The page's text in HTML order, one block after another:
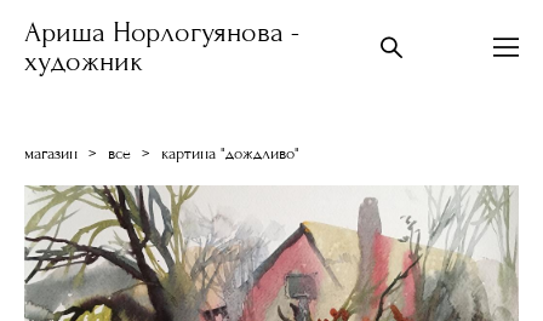
Ариша Норлогуянова -
художник
магазин > все > картина "дождливо"